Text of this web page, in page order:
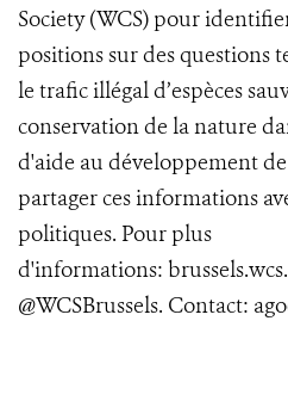
Society (WCS) pour
positions sur des questions
le trafic illégal d’espèces
conservation de la nature
d'aide au développement
partager ces informations
politiques. Pour plus
d'informations:
@WCSBrussels. Contact: